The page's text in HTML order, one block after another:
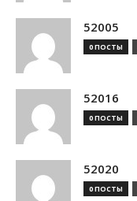
52005
0 ПОСТЫ
52016
0 ПОСТЫ
52020
0 ПОСТЫ